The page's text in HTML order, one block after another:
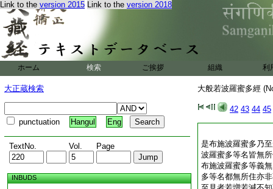
Link to the version 2015 Link to the version 2018
ホーム 検索 ご挨拶 組織 利
大正蔵検索
punctuation Hangul Eng
TextNo. Vol. Page
INBUDS
大般若波羅蜜多經
42 43 44 45
是布施波羅蜜多乃
波羅蜜多等名皆無
布施波羅蜜多等義
多等名都無所住亦